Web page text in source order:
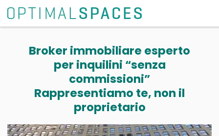
Broker immobiliare esperto
per inquilini “senza
commissioni”
Rappresentiamo te, non il
proprietario